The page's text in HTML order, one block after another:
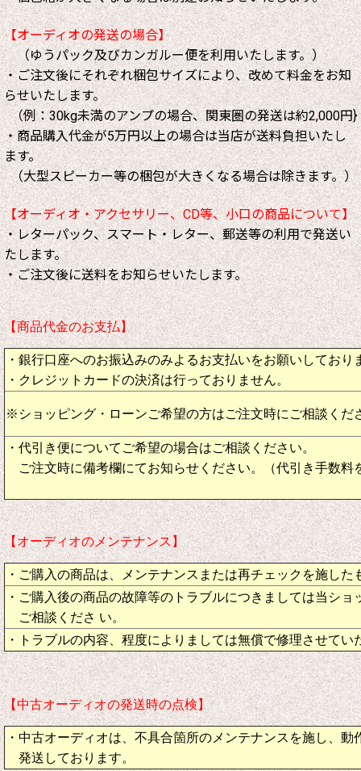
【オーディオの発送の場合】
（ゆうパック及びカンガルー便を利用いたします。）
・ご注文後にそれぞれ梱包サイズにより、改めて料金をお知
らせいたします。
（例：30kg未満のアンプの場合、関東圏の発送は約2,000円}
・商品購入代金が5万円以上の場合は当店が送料負担いたし
ます。
（大型スピーカー等の梱包が大きくなる場合は除きます。）
【オーディオ・アクセサリー、CD等、小口の商品について】
・レターパック、スマート・レター、郵送等の利用で発送い
たします。
・ご注文後に送料をお知らせいたします。
【商品代金のお支払】
・銀行口座へのお振込みのみよるお支払いをお願いしており
・クレジットカードの決済は行っておりません。
※ショッピング・ローンご希望の方はご注文時にご相談くだ
・代引き便についてご希望の場合はご相談ください。
ご注文時に備考欄にてお知らせください。（代引き手数料
【オーディオのメンテナンス】
・ご購入の商品は、メンテナンスまたは再チェックを施し
・ご購入後の商品の故障等のトラブルにつきましては当ショ
ご相談くださ い。
・トラブルの内容、程度によりましては無償で修理させてい
【中古オーディオの発送時の点検】
・中古オーディオは、不具合箇所のメンテナンスを施し、動
発送しております。